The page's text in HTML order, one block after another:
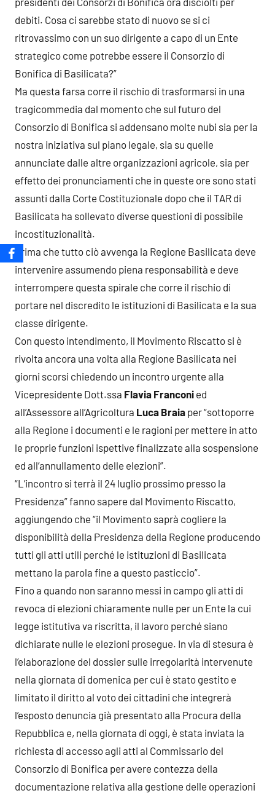
debiti. Cosa ci sarebbe stato di nuovo se si ci
ritrovassimo con un suo dirigente a capo di un Ente
strategico come potrebbe essere il Consorzio di
Bonifica di Basilicata?”
Ma questa farsa corre il rischio di trasformarsi in una
tragicommedia dal momento che sul futuro del
Consorzio di Bonifica si addensano molte nubi sia per la
nostra iniziativa sul piano legale, sia su quelle
annunciate dalle altre organizzazioni agricole, sia per
effetto dei pronunciamenti che in queste ore sono stati
assunti dalla Corte Costituzionale dopo che il TAR di
Basilicata ha sollevato diverse questioni di possibile
incostituzionalità.
Prima che tutto ciò avvenga la Regione Basilicata deve
intervenire assumendo piena responsabilità e deve
interrompere questa spirale che corre il rischio di
portare nel discredito le istituzioni di Basilicata e la sua
classe dirigente.
Con questo intendimento, il Movimento Riscatto si è
rivolta ancora una volta alla Regione Basilicata nei
giorni scorsi chiedendo un incontro urgente alla
Vicepresidente Dott.ssa Flavia Franconi ed
all’Assessore all’Agricoltura Luca Braia per “sottoporre
alla Regione i documenti e le ragioni per mettere in atto
le proprie funzioni ispettive finalizzate alla sospensione
ed all’annullamento delle elezioni”.
“L’incontro si terrà il 24 luglio prossimo presso la
Presidenza” fanno sapere dal Movimento Riscatto,
aggiungendo che “il Movimento saprà cogliere la
disponibilità della Presidenza della Regione producendo
tutti gli atti utili perché le istituzioni di Basilicata
mettano la parola fine a questo pasticcio”.
Fino a quando non saranno messi in campo gli atti di
revoca di elezioni chiaramente nulle per un Ente la cui
legge istitutiva va riscritta, il lavoro perché siano
dichiarate nulle le elezioni prosegue. In via di stesura è
l’elaborazione del dossier sulle irregolarità intervenute
nella giornata di domenica per cui è stato gestito e
limitato il diritto al voto dei cittadini che integrerà
l’esposto denuncia già presentato alla Procura della
Repubblica e, nella giornata di oggi, è stata inviata la
richiesta di accesso agli atti al Commissario del
Consorzio di Bonifica per avere contezza della
documentazione relativa alla gestione delle operazioni